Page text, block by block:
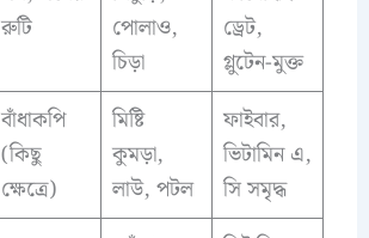
রুটি
পোলাও,
চিড়া
ড্রেট,
গ্লুটেন-মুক্ত
বাঁধাকপি
(কিছু
ক্ষেত্রে)
মিষ্টি
কুমড়া,
লাউ, পটল
ফাইবার,
ভিটামিন এ,
সি সমৃদ্ধ